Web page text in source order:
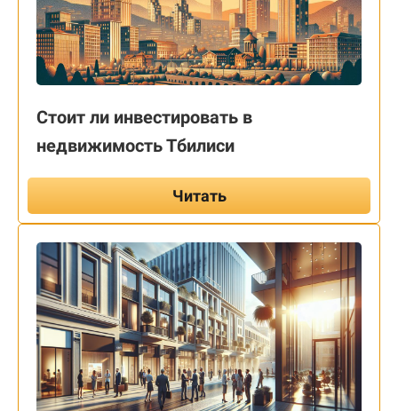
Стоит ли инвестировать в
недвижимость Тбилиси
Читать